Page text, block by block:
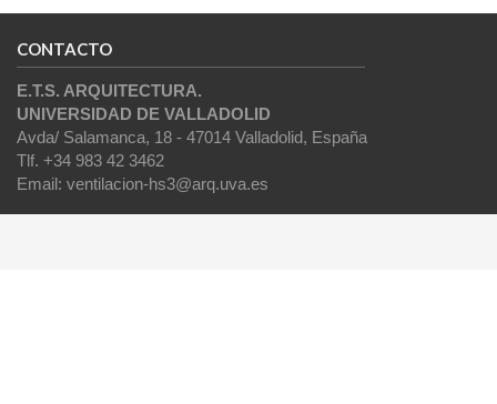
CONTACTO
E.T.S. ARQUITECTURA.
UNIVERSIDAD DE VALLADOLID
Avda/ Salamanca, 18 - 47014 Valladolid, España
Tlf. +34 983 42 3462
Email: ventilacion-hs3@arq.uva.es